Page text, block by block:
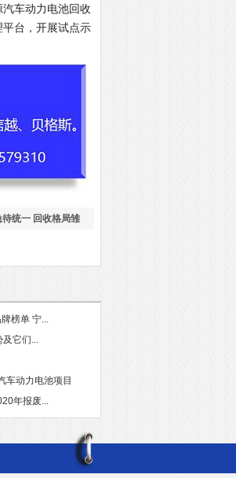
车动力电池回收
台，开展试点示
统一 回收格局雏
榜单 宁...
及它们...
车动力电池项目
年报废...